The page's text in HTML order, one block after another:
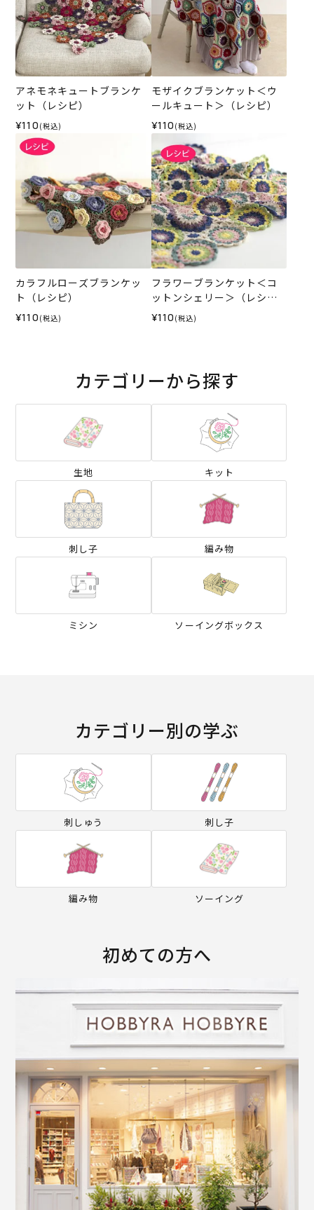
アネモネキュートブランケ
ット（レシピ）
¥110 (税込)
モザイクブランケット＜ウ
ールキュート＞（レシピ）
¥110 (税込)
カラフルローズブランケッ
ト（レシピ）
¥110 (税込)
フラワーブランケット＜コ
ットンシェリー＞（レシ
ピ）
¥110 (税込)
カテゴリーから探す
生地 キット
刺し子 編み物
ミシン ソーイングボックス
カテゴリー別の学ぶ
刺しゅう 刺し子
編み物 ソーイング
初めての方へ